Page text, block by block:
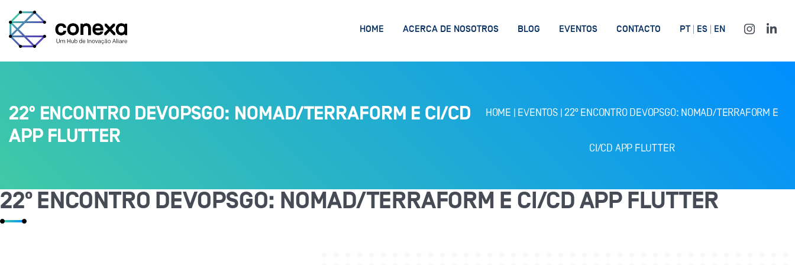
HOME ACERCA DE NOSOTROS BLOG EVENTOS CONTACTO PT ES EN
22º ENCONTRO DEVOPSGO: NOMAD/TERRAFORM E CI/CD
APP FLUTTER
HOME | EVENTOS|22º ENCONTRO DEVOPSGO: NOMAD/TERRAFORM E
CI/CD APP FLUTTER
22º ENCONTRO DEVOPSGO: NOMAD/TERRAFORM E CI/CD APP FLUTTER